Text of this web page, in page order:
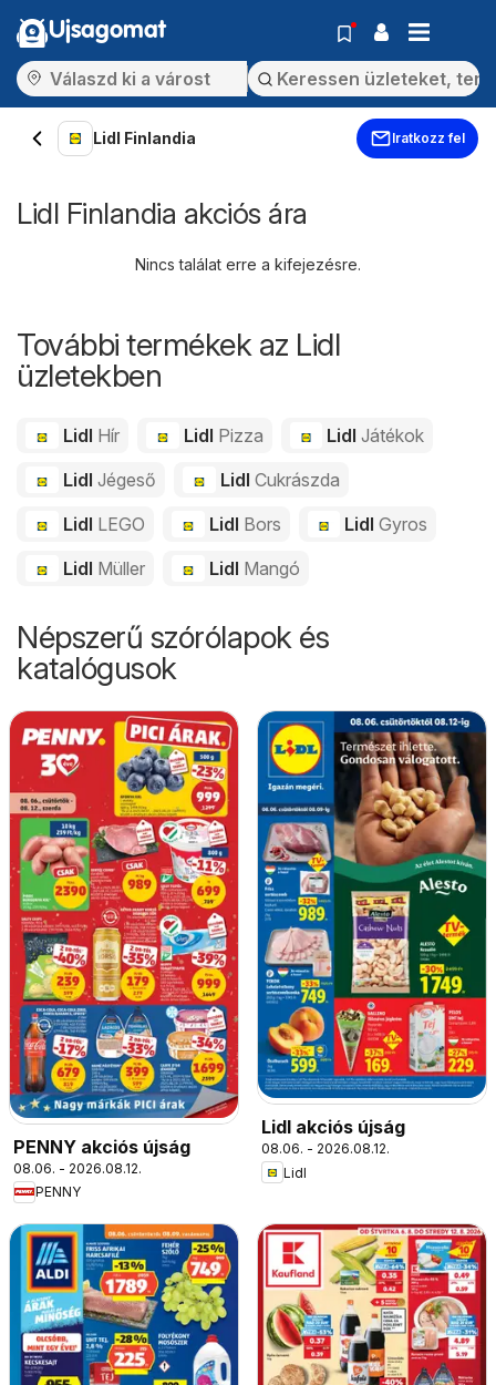
Ujsagomat
Lidl Finlandia Iratkozz fel
Lidl Finlandia akciós ára
Nincs találat erre a kifejezésre.
További termékek az Lidl
üzletekben
Lidl Hír Lidl Pizza LidlJátékok
Lidl Jégeső Lidl Cukrászda
Lidl LEGO Lidl Bors LidlGyros
Lidl Müller Lidl Mangó
Népszerű szórólapok és
katalógusok
PENNY akciós újság
08.06. - 2026.08.12.
PENNY
Lidl akciós újság
08.06. - 2026.08.12.
Lidl